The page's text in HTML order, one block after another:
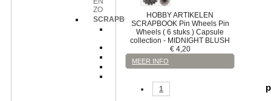
ZO
SCRAPBOOK
Acryl
stickers
Gems
Knoopjes
strikjes
HOBBY ARTIKELEN
SCRAPBOOK Pin Wheels Pin
Wheels ( 6 stuks ) Capsule
collection - MIDNIGHT BLUSH
€ 4,20
MEER INFO
1